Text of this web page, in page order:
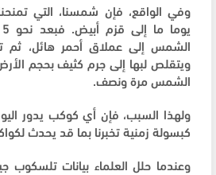
وفي الواقع، فإن شمسنا، التي
الشمس إلى عملاق أحمر هائل، ثم
ويتقلص لبها إلى جرم كثيف بحجم
الشمس مرة ونصف.
ولهذا السبب، فإن أي كوكب يدور
كبسولة زمنية تخبرنا بما قد يحدث
وعندما حلل العلماء بيانات